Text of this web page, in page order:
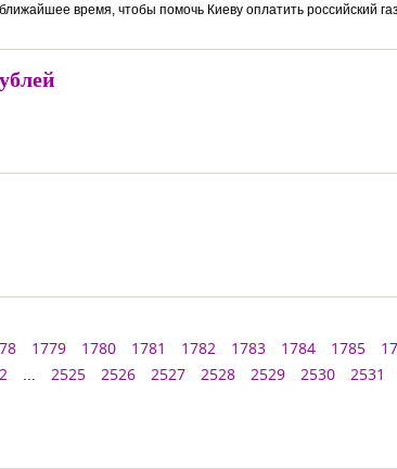
время, чтобы помочь Киеву оплатить российский
1779 1780 1781 1782 1783 1784 1785
... 2525 2526 2527 2528 2529 2530 2531